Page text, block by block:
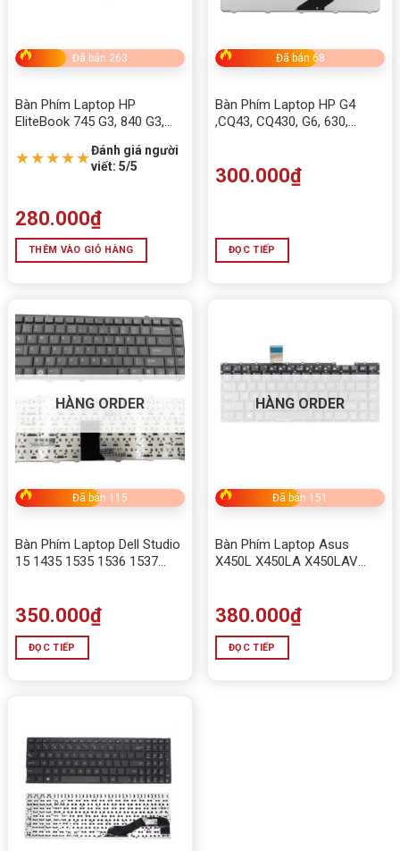
Đã bán 263
Bàn Phím Laptop HP
EliteBook 745 G3, 840 G3,
G4, 745 G3, 745 G4, CA
836308-DB1, 819877-DB1
★★★★★Đánh giá người
viết: 5/5
280.000₫
THÊM VÀO GIỎ HÀNG
Đã bán 68
Bàn Phím Laptop HP G4
,CQ43, CQ430, G6, 630,
300.000₫
ĐỌC TIẾP
HÀNG ORDER
Đã bán 115
Bàn Phím Laptop Dell Studio
15 1435 1535 1536 1537
350.000₫
ĐỌC TIẾP
HÀNG ORDER
Đã bán 151
Bàn Phím Laptop Asus
X450L X450LA X450LAV
380.000₫
ĐỌC TIẾP